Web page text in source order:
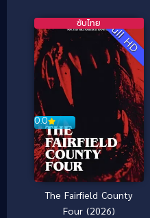
Full HD
0.0
ซับไทย
The Fairfield County
Four (2026)